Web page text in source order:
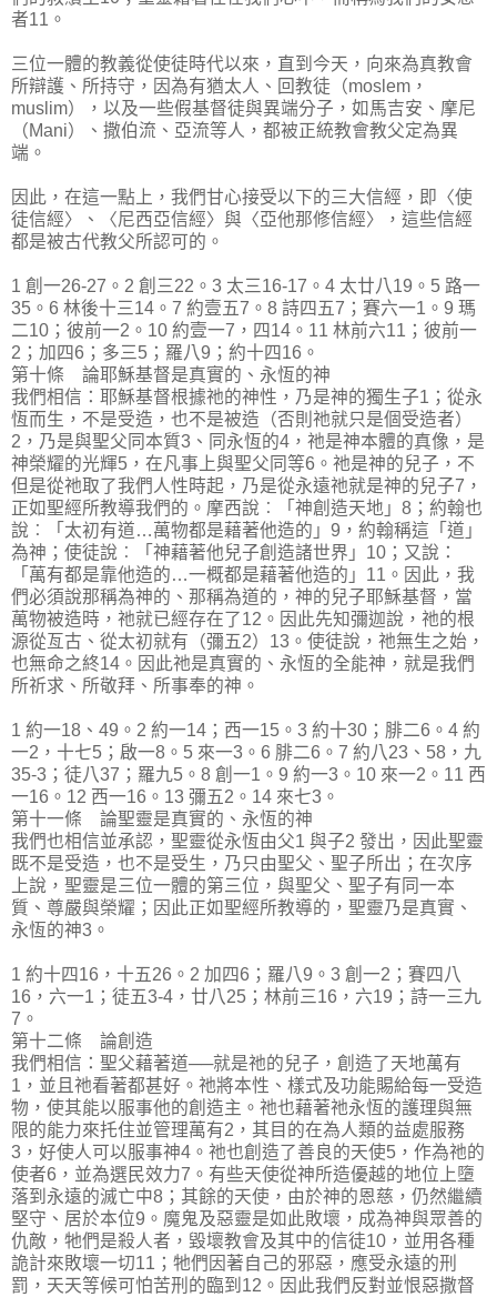
者11。
三位一體的教義從使徒時代以來，直到今天，向來為真教會
所辯護、所持守，因為有猶太人、回教徒（moslem，
muslim），以及一些假基督徒與異端分子，如馬吉安、摩尼
（Mani）、撒伯流、亞流等人，都被正統教會教父定為異
端。
因此，在這一點上，我們甘心接受以下的三大信經，即〈使
徒信經〉、〈尼西亞信經〉與〈亞他那修信經〉，這些信經
都是被古代教父所認可的。
1 創一26-27。2 創三22。3 太三16-17。4 太廿八19。5 路一
35。6 林後十三14。7 約壹五7。8 詩四五7；賽六一1。9 瑪
二10；彼前一2。10 約壹一7，四14。11 林前六11；彼前一
2；加四6；多三5；羅八9；約十四16。
第十條 論耶穌基督是真實的、永恆的神
我們相信：耶穌基督根據祂的神性，乃是神的獨生子1；從永
恆而生，不是受造，也不是被造（否則祂就只是個受造者）
2，乃是與聖父同本質3、同永恆的4，祂是神本體的真像，是
神榮耀的光輝5，在凡事上與聖父同等6。祂是神的兒子，不
但是從祂取了我們人性時起，乃是從永遠祂就是神的兒子7，
正如聖經所教導我們的。摩西說︰「神創造天地」8；約翰也
說︰「太初有道…萬物都是藉著他造的」9，約翰稱這「道」
為神；使徒說︰「神藉著他兒子創造諸世界」10；又說：
「萬有都是靠他造的…一概都是藉著他造的」11。因此，我
們必須說那稱為神的、那稱為道的，神的兒子耶穌基督，當
萬物被造時，祂就已經存在了12。因此先知彌迦說，祂的根
源從亙古、從太初就有（彌五2）13。使徒說，祂無生之始，
也無命之終14。因此祂是真實的、永恆的全能神，就是我們
所祈求、所敬拜、所事奉的神。
1 約一18、49。2 約一14；西一15。3 約十30；腓二6。4 約
一2，十七5；啟一8。5 來一3。6 腓二6。7 約八23、58，九
35-3；徒八37；羅九5。8 創一1。9 約一3。10 來一2。11 西
一16。12 西一16。13 彌五2。14 來七3。
第十一條 論聖靈是真實的、永恆的神
我們也相信並承認，聖靈從永恆由父1 與子2 發出，因此聖靈
既不是受造，也不是受生，乃只由聖父、聖子所出；在次序
上說，聖靈是三位一體的第三位，與聖父、聖子有同一本
質、尊嚴與榮耀；因此正如聖經所教導的，聖靈乃是真實、
永恆的神3。
1 約十四16，十五26。2 加四6；羅八9。3 創一2；賽四八
16，六一1；徒五3-4，廿八25；林前三16，六19；詩一三九
7。
第十二條 論創造
我們相信：聖父藉著道──就是祂的兒子，創造了天地萬有
1，並且祂看著都甚好。祂將本性、樣式及功能賜給每一受造
物，使其能以服事他的創造主。祂也藉著祂永恆的護理與無
限的能力來托住並管理萬有2，其目的在為人類的益處服務
3，好使人可以服事神4。祂也創造了善良的天使5，作為祂的
使者6，並為選民效力7。有些天使從神所造優越的地位上墮
落到永遠的滅亡中8；其餘的天使，由於神的恩慈，仍然繼續
堅守、居於本位9。魔鬼及惡靈是如此敗壞，成為神與眾善的
仇敵，牠們是殺人者，毀壞教會及其中的信徒10，並用各種
詭計來敗壞一切11；牠們因著自己的邪惡，應受永遠的刑
罰，天天等候可怕苦刑的臨到12。因此我們反對並恨惡撒督